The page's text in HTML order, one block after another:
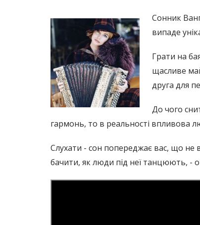
Сонник
випаде
Грати на
щасливе
друга для
До чого
гармонь, то в реальності впливова
Слухати - сон попереджає вас, що не
бачити, як люди під неї танцюють, -